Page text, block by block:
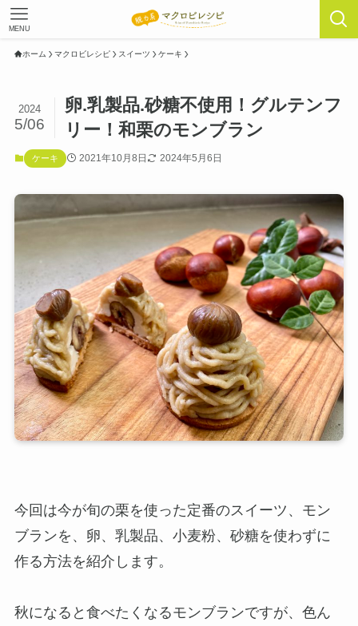
MENU
ホーム マクロビレシピ スイーツ ケーキ
卵.乳製品.砂糖不使用！グルテンフ
リー！和栗のモンブラン
2024
5/06
ケーキ 2021年10月8日 2024年5月6日
今回は今が旬の栗を使った定番のスイーツ、モン
ブランを、卵、乳製品、小麦粉、砂糖を使わずに
作る方法を紹介します。
秋になると食べたくなるモンブランですが、色ん